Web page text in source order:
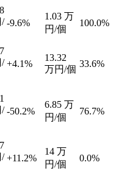
/ -9.6%
1.03 万
円/個
100.0%
/ +4.1%
13.32
万円/個
33.6%
/ -50.2%
6.85 万
円/個
76.7%
/ +11.2%
14 万
円/個
0.0%